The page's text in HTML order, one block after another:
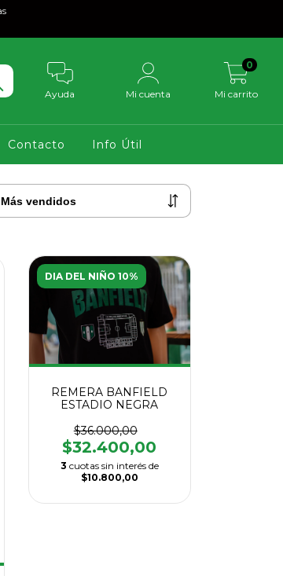
Ayuda Mi cuenta Mi carrito
0
Contacto Info Útil
DIA DEL NIÑO 10%
REMERA BANFIELD
ESTADIO NEGRA
$36.000,00
$32.400,00
3 cuotas sin interés de
$10.800,00